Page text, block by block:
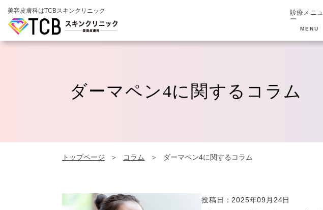
美容皮膚科はTCBスキンクリニック
診療メニュ
ー
MENU
ダーマペン4に関するコラム
トップページ コラム ダーマペン4に関するコラム
投稿日：2025年09月24日